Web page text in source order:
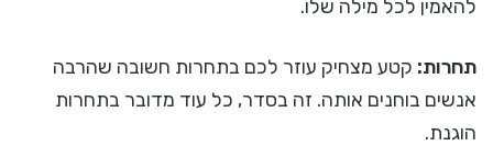
להאמין לכל מילה שלו.
תחרות: קטע מצחיק עוזר לכם בתחרות חשובה שהרבה
אנשים בוחנים אותה. זה בסדר, כל עוד מדובר בתחרות
הוגנת.